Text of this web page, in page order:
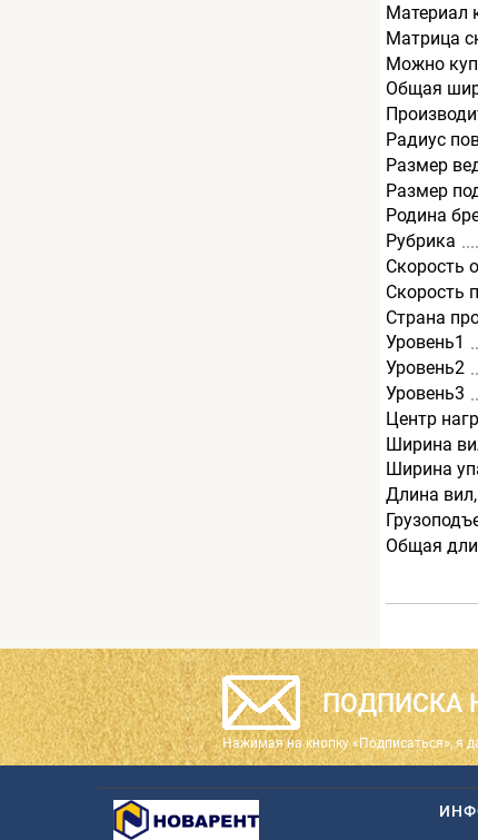
Материал
Матрица
Можно
Общая
Радиус
Размер
Размер
Родина
Рубрика
Скорость
Скорость
Страна
Уровень1
Уровень2
Уровень3
Центр
Ширина
Ширина
Длина
Общая
ПОДПИСКА
Нажимая на кнопку «Подписаться», я